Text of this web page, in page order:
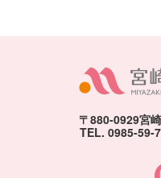
〒880-0929宮
TEL. 0985-59-